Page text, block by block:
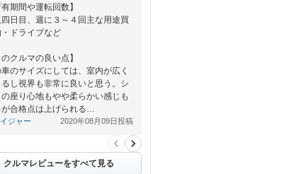
有期間や運転回数】
日目、週に３～４回主な用途買
・ドライブなど
のクルマの良い点】
車のサイズにしては、室内が広く
し視界も非常に良いと思う。シ
の座り心地もやや柔らかい感じも
が合格点は上げられる…
ジャー 2020年08月09日投稿
クルマレビューをすべて見る